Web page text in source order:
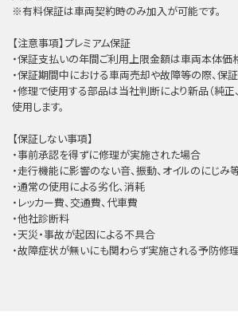
※有料保証は⾞両契約時のみ加⼊が可能です。
【注意事項】プレミアム保証
・保証支払いの年間ご利用上限金額は車両本体価格
・保証期間中における車両売却や故障等の際、保
・修理で使用する部品は当社判断により新品（純正
使用します。
【保証しない事項】
・事前承認を得ずに修理が実施された場合
・走行機能に影響のない音、振動、オイルのにじみ
・通常の使用による劣化、消耗
・レッカー費、交通費、代車費
・他社診断料
・天災・事故が起因による不具合
・故障症状が無いにも関わらず実施される予防修